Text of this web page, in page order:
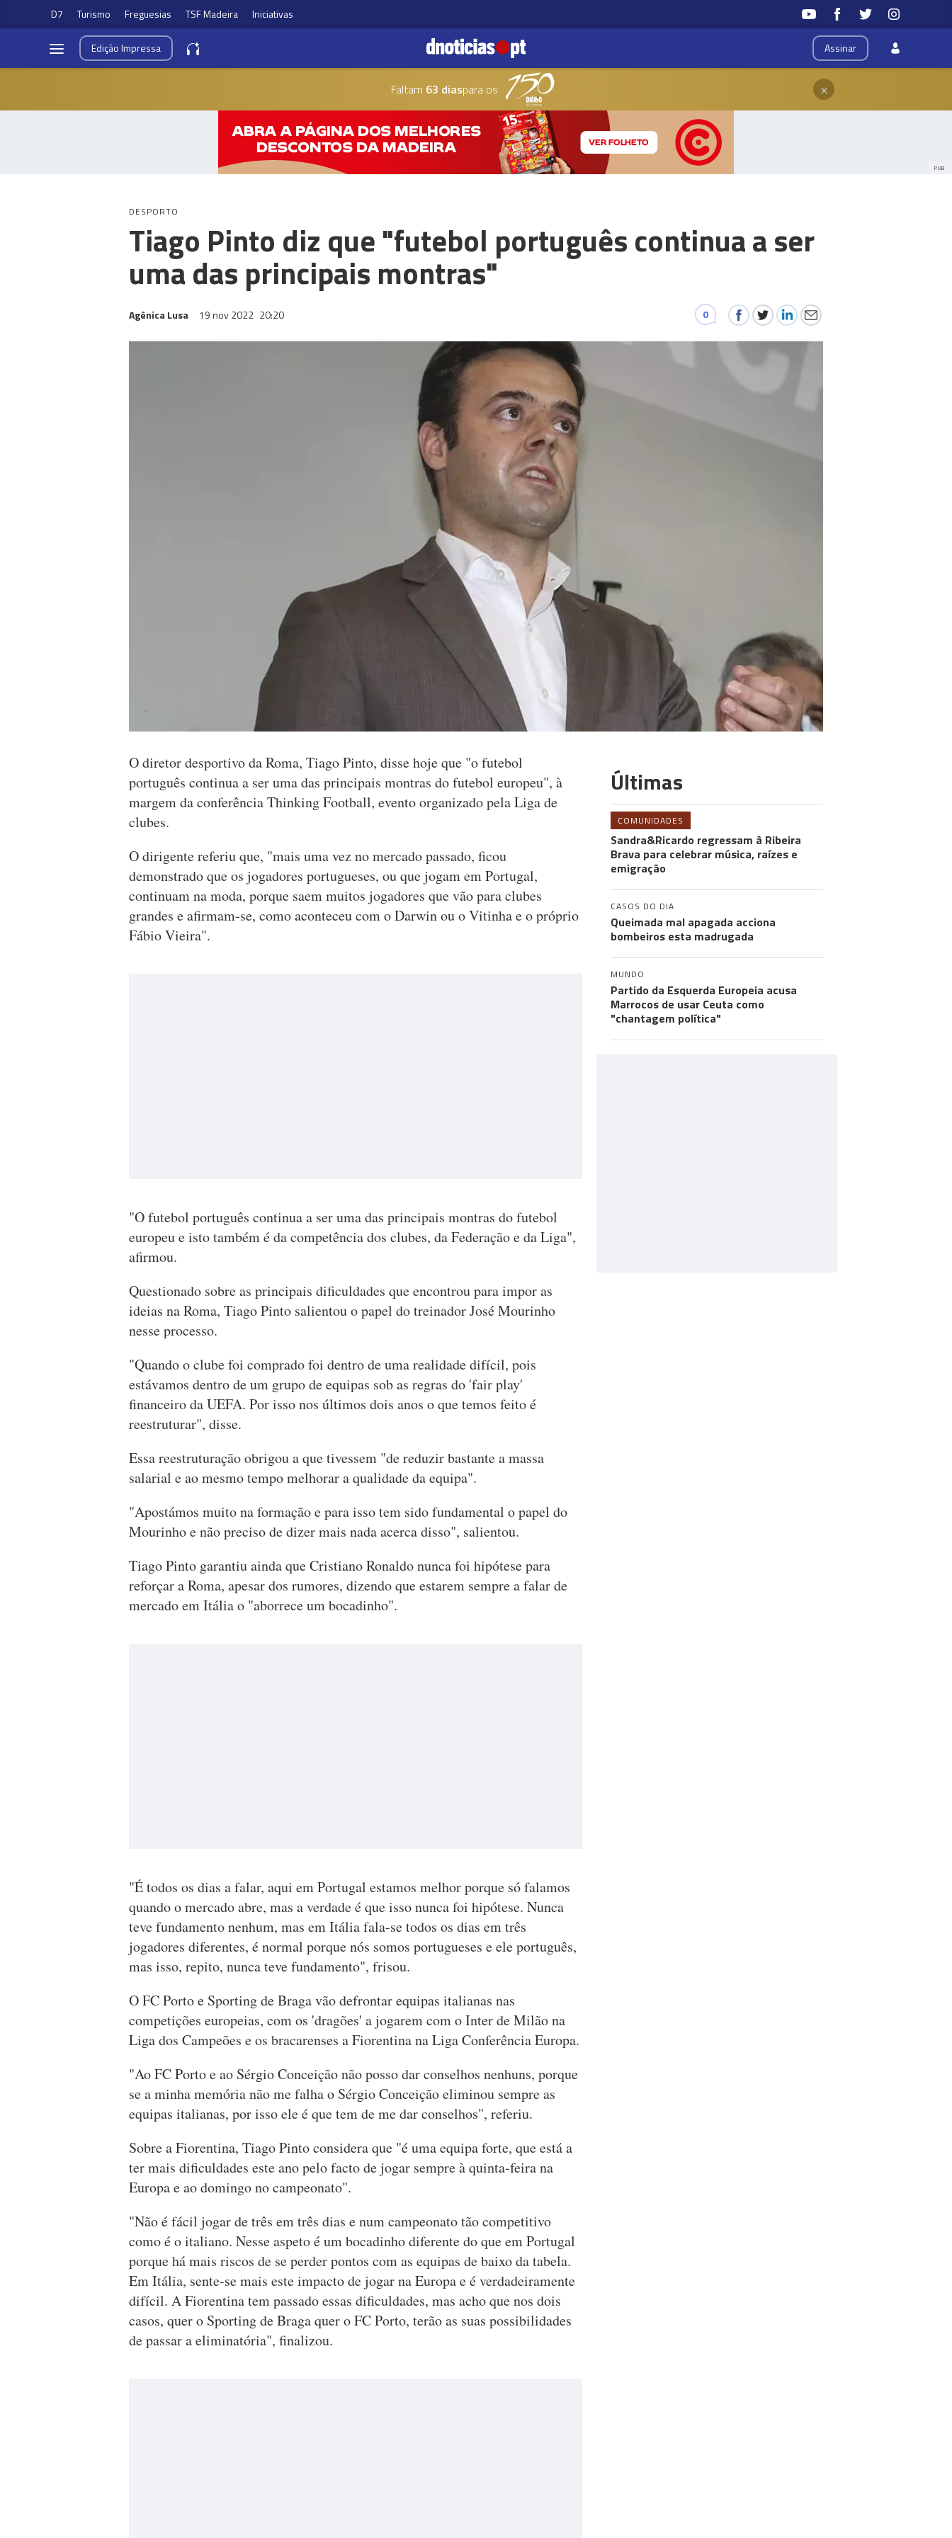
D7 Turismo Freguesias TSF Madeira Iniciativas
Assinar
EdiçãoImpressa
Faltam 63 diaspara os ×
PUB
DESPORTO
Tiago Pinto diz que "futebol português continua a ser
uma das principais montras"
Agênica Lusa 19 nov 2022 20:20 0
O diretor desportivo da Roma, Tiago Pinto, disse hoje que "o futebol
português continua a ser uma das principais montras do futebol europeu", à
margem da conferência Thinking Football, evento organizado pela Liga de
clubes.
O dirigente referiu que, "mais uma vez no mercado passado, ficou
demonstrado que os jogadores portugueses, ou que jogam em Portugal,
continuam na moda, porque saem muitos jogadores que vão para clubes
grandes e afirmam-se, como aconteceu com o Darwin ou o Vitinha e o próprio
Fábio Vieira".
"O futebol português continua a ser uma das principais montras do futebol
europeu e isto também é da competência dos clubes, da Federação e da Liga",
afirmou.
Questionado sobre as principais dificuldades que encontrou para impor as
ideias na Roma, Tiago Pinto salientou o papel do treinador José Mourinho
nesse processo.
"Quando o clube foi comprado foi dentro de uma realidade difícil, pois
estávamos dentro de um grupo de equipas sob as regras do 'fair play'
financeiro da UEFA. Por isso nos últimos dois anos o que temos feito é
reestruturar", disse.
Essa reestruturação obrigou a que tivessem "de reduzir bastante a massa
salarial e ao mesmo tempo melhorar a qualidade da equipa".
"Apostámos muito na formação e para isso tem sido fundamental o papel do
Mourinho e não preciso de dizer mais nada acerca disso", salientou.
Tiago Pinto garantiu ainda que Cristiano Ronaldo nunca foi hipótese para
reforçar a Roma, apesar dos rumores, dizendo que estarem sempre a falar de
mercado em Itália o "aborrece um bocadinho".
"É todos os dias a falar, aqui em Portugal estamos melhor porque só falamos
quando o mercado abre, mas a verdade é que isso nunca foi hipótese. Nunca
teve fundamento nenhum, mas em Itália fala-se todos os dias em três
jogadores diferentes, é normal porque nós somos portugueses e ele português,
mas isso, repito, nunca teve fundamento", frisou.
O FC Porto e Sporting de Braga vão defrontar equipas italianas nas
competições europeias, com os 'dragões' a jogarem com o Inter de Milão na
Liga dos Campeões e os bracarenses a Fiorentina na Liga Conferência Europa.
"Ao FC Porto e ao Sérgio Conceição não posso dar conselhos nenhuns, porque
se a minha memória não me falha o Sérgio Conceição eliminou sempre as
equipas italianas, por isso ele é que tem de me dar conselhos", referiu.
Sobre a Fiorentina, Tiago Pinto considera que "é uma equipa forte, que está a
ter mais dificuldades este ano pelo facto de jogar sempre à quinta-feira na
Europa e ao domingo no campeonato".
"Não é fácil jogar de três em três dias e num campeonato tão competitivo
como é o italiano. Nesse aspeto é um bocadinho diferente do que em Portugal
porque há mais riscos de se perder pontos com as equipas de baixo da tabela.
Em Itália, sente-se mais este impacto de jogar na Europa e é verdadeiramente
difícil. A Fiorentina tem passado essas dificuldades, mas acho que nos dois
casos, quer o Sporting de Braga quer o FC Porto, terão as suas possibilidades
de passar a eliminatória", finalizou.
Últimas
COMUNIDADES
Sandra&Ricardo regressam à Ribeira
Brava para celebrar música, raízes e
emigração
CASOS DO DIA
Queimada mal apagada acciona
bombeiros esta madrugada
MUNDO
Partido da Esquerda Europeia acusa
Marrocos de usar Ceuta como
"chantagem política"